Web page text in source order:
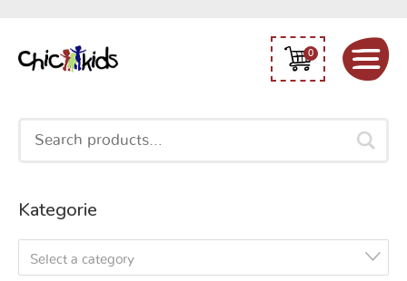
0
Search
Kategorie
Select a category